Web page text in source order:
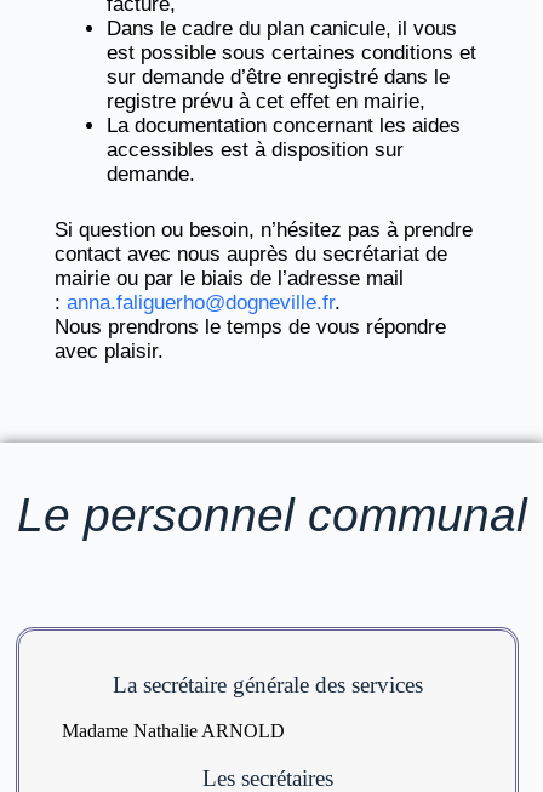
facture,
Dans le cadre du plan canicule, il vous
est possible sous certaines conditions et
sur demande d’être enregistré dans le
registre prévu à cet effet en mairie,
La documentation concernant les aides
accessibles est à disposition sur
demande.
Si question ou besoin, n’hésitez pas à prendre
contact avec nous auprès du secrétariat de
mairie ou par le biais de l’adresse mail
: anna.faliguerho@dogneville.fr.
Nous prendrons le temps de vous répondre
avec plaisir.
Le personnel communal
La secrétaire générale des services
Madame Nathalie ARNOLD
Les secrétaires